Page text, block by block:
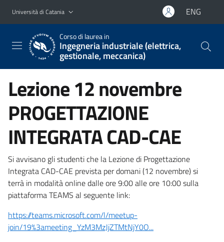
Vai al contenuto principale
Vai al menu di navigazione
Università di Catania ENG
Corso di laurea in
Ingegneria industriale (elettrica,
gestionale, meccanica)
Lezione 12 novembre
PROGETTAZIONE
INTEGRATA CAD-CAE
Si avvisano gli studenti che la Lezione di Progettazione
Integrata CAD-CAE prevista per domani (12 novembre) si
terrà in modalità online dalle ore 9:00 alle ore 10:00 sulla
piattaforma TEAMS al seguente link:
https://teams.microsoft.com/l/meetup-
join/19%3ameeting_YzM3MzJjZTMtNjY0O...